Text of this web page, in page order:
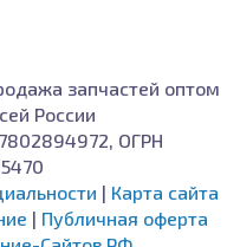
запчастей оптом
России
ОГРН
| Карта сайта
| Публичная оферта